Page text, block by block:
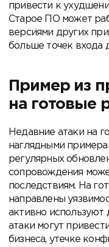
привести к
Старое ПО может
версиями других
больше точек входа
Пример из
на готовые
Недавние атаки на
наглядными
регулярных
сопровождения
последствиям. На
направлены
активно используют
атаки могут
бизнеса, утечке